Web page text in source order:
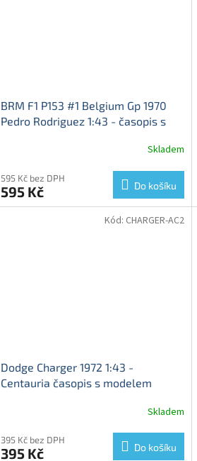
BRM F1 P153 #1 Belgium Gp 1970
Pedro Rodriguez 1:43 - časopis s
Skladem
595 Kč bez DPH
595 Kč Do košíku
Dodge Charger 1972 1:43 -
Centauria časopis s modelem
Skladem
395 Kč bez DPH
395 Kč Do košíku
Kód: CHARGER-AC2